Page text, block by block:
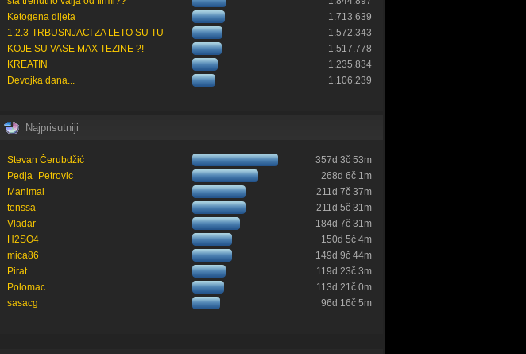
Ketogena dijeta
1.713.639
1.2.3-TRBUSNJACI ZA LETO SU TU
1.572.343
KOJE SU VASE MAX TEZINE ?!
1.517.778
KREATIN
1.235.834
Devojka dana...
1.106.239
Najprisutniji
Stevan Čerubdžić
357d 3č 53m
Pedja_Petrovic
268d 6č 1m
Manimal
211d 7č 37m
tenssa
211d 5č 31m
Vladar
184d 7č 31m
H2SO4
150d 5č 4m
mica86
149d 9č 44m
Pirat
119d 23č 3m
Polomac
113d 21č 0m
sasacg
96d 16č 5m